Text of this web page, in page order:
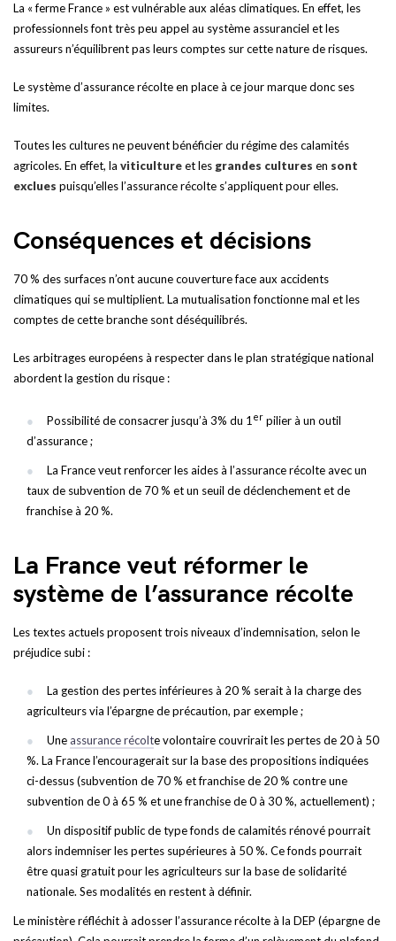
La « ferme France » est vulnérable aux aléas climatiques. En effet, les
professionnels font très peu appel au système assuranciel et les
assureurs n’équilibrent pas leurs comptes sur cette nature de risques.
Le système d’assurance récolte en place à ce jour marque donc ses
limites.
Toutes les cultures ne peuvent bénéficier du régime des calamités
agricoles. En effet, la viticultureet les grandes cultures en sont
exclues puisqu’elles l’assurance récolte s’appliquent pour elles.
Conséquences et décisions
70 % des surfaces n’ont aucune couverture face aux accidents
climatiques qui se multiplient. La mutualisation fonctionne mal et les
comptes de cette branche sont déséquilibrés.
Les arbitrages européens à respecter dans le plan stratégique national
abordent la gestion du risque :
Possibilité de consacrer jusqu’à 3% du 1er pilier à un outil
d’assurance ;
La France veut renforcer les aides à l’assurance récolte avec un
taux de subvention de 70 % et un seuil de déclenchement et de
franchise à 20 %.
La France veut réformer le
système de l’assurance récolte
Les textes actuels proposent trois niveaux d’indemnisation, selon le
préjudice subi :
La gestion des pertes inférieures à 20 % serait à la charge des
agriculteurs via l’épargne de précaution, par exemple ;
Uneassurance récolte volontaire couvrirait les pertes de 20 à 50
%. La France l’encouragerait sur la base des propositions indiquées
ci-dessus (subvention de 70 % et franchise de 20 % contre une
subvention de 0 à 65 % et une franchise de 0 à 30 %, actuellement) ;
Un dispositif public de type fonds de calamités rénové pourrait
alors indemniser les pertes supérieures à 50 %. Ce fonds pourrait
être quasi gratuit pour les agriculteurs sur la base de solidarité
nationale. Ses modalités en restent à définir.
Le ministère réfléchit à adosser l’assurance récolte à la DEP (épargne de